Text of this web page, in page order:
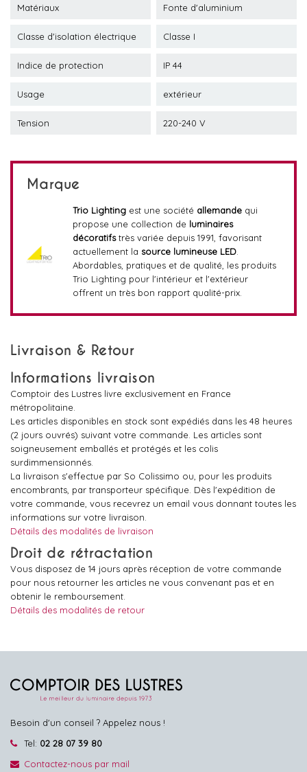
Matériaux Fonte d'aluminium
Classe d'isolation électrique Classe I
Indice de protection IP 44
Usage extérieur
Tension 220-240 V
Marque
Trio Lighting est une société allemandequi
propose une collection de luminaires
décoratifstrès variée depuis 1991, favorisant
actuellement la source lumineuse LED.
Abordables, pratiques et de qualité, les produits
Trio Lighting pour l'intérieur et l'extérieur
offrent un très bon rapport qualité-prix.
Livraison & Retour
Informations livraison
Comptoir des Lustres livre exclusivement en France
métropolitaine.
Les articles disponibles en stock sont expédiés dans les 48 heures
(2 jours ouvrés) suivant votre commande. Les articles sont
soigneusement emballés et protégés et les colis
surdimmensionnés.
La livraison s'effectue par So Colissimo ou, pour les produits
encombrants, par transporteur spécifique. Dès l'expédition de
votre commande, vous recevrez un email vous donnant toutes les
informations sur votre livraison.
Détails des modalités de livraison
Droit de rétractation
Vous disposez de 14 jours après réception de votre commande
pour nous retourner les articles ne vous convenant pas et en
obtenir le remboursement.
Détails des modalités de retour
Besoin d'un conseil ? Appelez nous !
Tel: 02 28 07 39 80
Contactez-nous par mail